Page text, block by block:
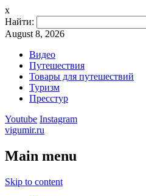
x
Найти:
August 8, 2026
Видео
Путешествия
Товары для путешествий
Туризм
Пресстур
Youtube Instagram
vigumir.ru
Main menu
Skip to content